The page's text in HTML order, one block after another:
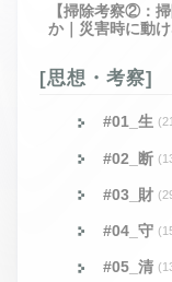
【掃除考察②：
か｜災害時に動
[思想・考察]
#01_生
#02_断
#03_財
#04_守
#05_清